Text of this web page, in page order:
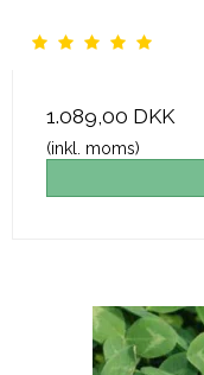
1.089,00 DKK
(inkl. moms)